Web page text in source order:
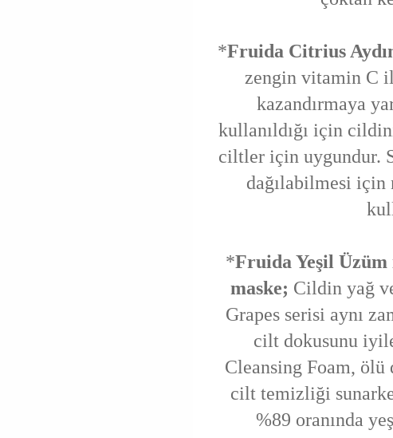
*Fruida Citrius
zengin vitamin C
kazandırmaya
kullanıldığı için
ciltler için uygundur.
dağılabilmesi için
*Fruida Yeşil Üzüm
maske; Cildin yağ
Grapes serisi aynı
cilt dokusunu
Cleansing Foam,
cilt temizliği
%89 oranında